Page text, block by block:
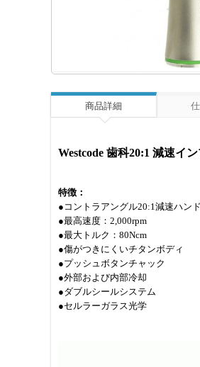
商品詳細
Westcode 歯科20:1 減速イ
特徴：
●コントラアングル20:1減速ハン
●最高速度：2,000rpm
●最大トルク：80Ncm
●傷がつきにくいチタンボディ
●プッシュボタンチャック
●外部および内部冷却
●ダブルシールシステム
●セルラーガラス光学